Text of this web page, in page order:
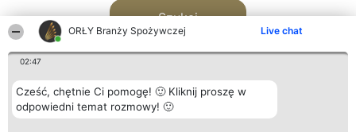
ORŁY Branży Spożywczej Live chat
02:47
Cześć, chętnie Ci pomogę! 🙂 Kliknij proszę w
odpowiedni temat rozmowy! 🙂
Szukaj